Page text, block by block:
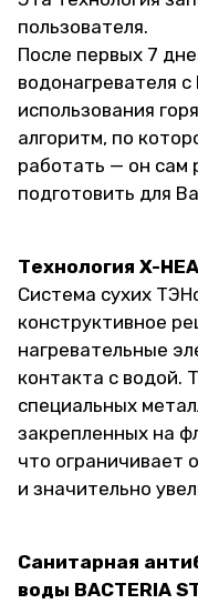
пользователя.
После первых 7
водонагревателя
использования
алгоритм, по
работать — он сам
подготовить для
Технология X-
Система сухих
конструктивное
нагревательные
контакта с водой.
специальных
закрепленных на
что ограничивает
и значительно
Санитарная
воды BACTERIA